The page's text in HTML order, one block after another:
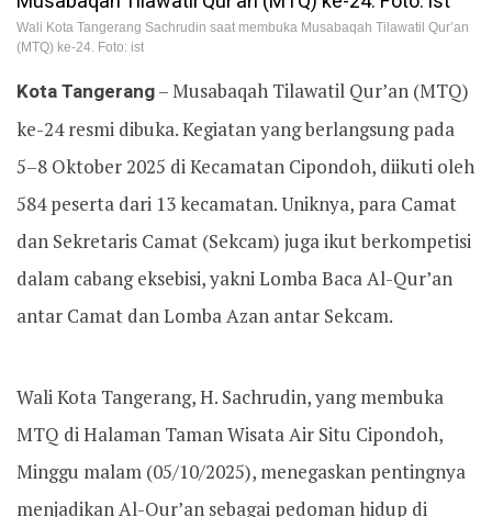
Wali Kota Tangerang Sachrudin saat membuka Musabaqah Tilawatil Qur’an
(MTQ) ke-24. Foto: ist
Kota Tangerang– Musabaqah Tilawatil Qur’an (MTQ)
ke-24 resmi dibuka. Kegiatan yang berlangsung pada
5–8 Oktober 2025 di Kecamatan Cipondoh, diikuti oleh
584 peserta dari 13 kecamatan. Uniknya, para Camat
dan Sekretaris Camat (Sekcam) juga ikut berkompetisi
dalam cabang eksebisi, yakni Lomba Baca Al-Qur’an
antar Camat dan Lomba Azan antar Sekcam.
Wali Kota Tangerang, H. Sachrudin, yang membuka
MTQ di Halaman Taman Wisata Air Situ Cipondoh,
Minggu malam (05/10/2025), menegaskan pentingnya
menjadikan Al-Qur’an sebagai pedoman hidup di